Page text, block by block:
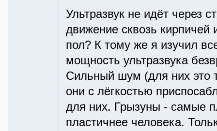
Ультразвук не идёт через
движение сквозь кирпичей
пол? К тому же я изучил
мощность ультразвука
Сильный шум (для них это
они с лёгкостью
для них. Грызуны - самые
пластичнее человека.